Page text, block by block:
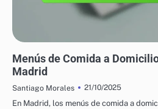
Menús de Comida a
Madrid
Santiago Morales
21/10/2025
En Madrid, los menús de comida a